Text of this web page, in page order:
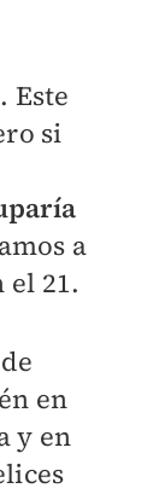
Este
si
a
el 21.
en
y en